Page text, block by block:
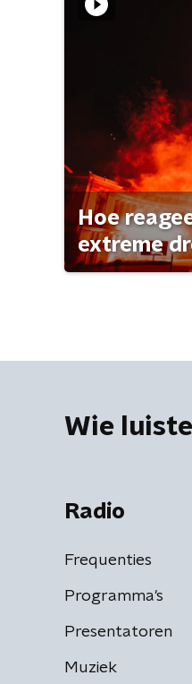
Hoe
extreme
Wie
Radio
Frequenties
Programma's
Presentatoren
Muziek